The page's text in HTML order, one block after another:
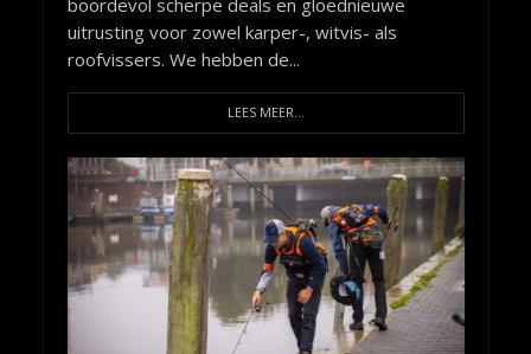
boordevol scherpe deals en gloednieuwe
uitrusting voor zowel karper-, witvis- als
roofvissers. We hebben de...
LEES MEER...